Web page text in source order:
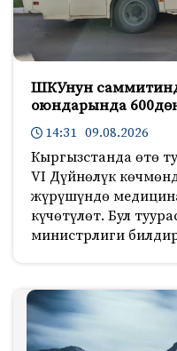
ШКУнун
оюндарында
14:31 09.08.2026
Кыргызстанда өтө
VI Дүйнөлүк
жүрүшүндө
күчөтүлөт. Бул
министрлиги